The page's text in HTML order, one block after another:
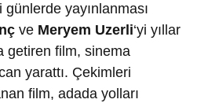
yayınlanması
ve Meryem Uzerli‘yi yıllar
getiren film, sinema
yarattı. Çekimleri
film, adada yolları